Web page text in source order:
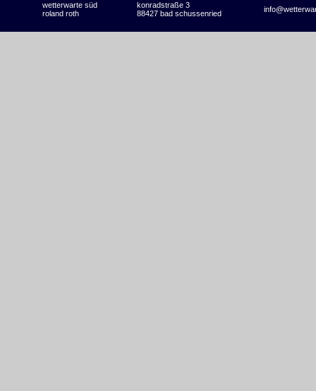
wetterwarte süd konradstraße 3
roland roth 88427 bad schussenried